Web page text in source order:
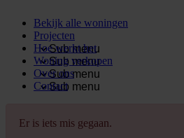
Bekijk alle woningen
Projecten
Sub menu
Hoe werkt het
Sub menu
Woning verkopen
Sub menu
Over ons
Sub menu
Contact
Er is iets mis gegaan.